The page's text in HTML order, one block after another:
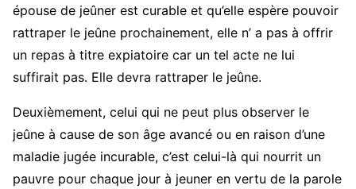
épouse de jeûner est curable et qu’elle espère pouvoir
rattraper le jeûne prochainement, elle n’ a pas à offrir
un repas à titre expiatoire car un tel acte ne lui
suffirait pas. Elle devra rattraper le jeûne.
Deuxièmement, celui qui ne peut plus observer le
jeûne à cause de son âge avancé ou en raison d’une
maladie jugée incurable, c’est celui-là qui nourrit un
pauvre pour chaque jour à jeuner en vertu de la parole